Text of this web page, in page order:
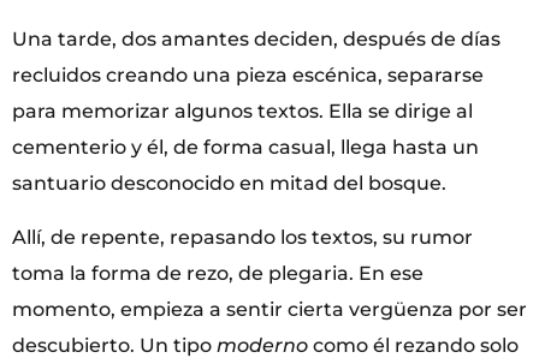
Una tarde, dos amantes deciden, después de días
recluidos creando una pieza escénica, separarse
para memorizar algunos textos. Ella se dirige al
cementerio y él, de forma casual, llega hasta un
santuario desconocido en mitad del bosque.
Allí, de repente, repasando los textos, su rumor
toma la forma de rezo, de plegaria. En ese
momento, empieza a sentir cierta vergüenza por ser
descubierto. Un tipo moderno como él rezando solo